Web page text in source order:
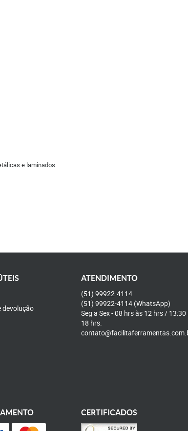
e laminados.
devolução
ATENDIMENTO
(51) 99922-4114
(51) 99922-4114 (WhatsApp)
Seg a Sex - 08 hrs às 12 hrs /
18 hrs.
CERTIFICADOS